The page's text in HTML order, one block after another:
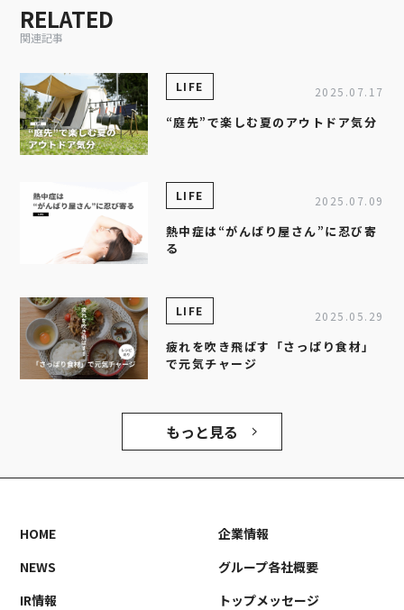
RELATED
関連記事
LIFE 2025.07.17
“庭先”で楽しむ夏のアウトドア気分
LIFE 2025.07.09
熱中症は“がんばり屋さん”に忍び寄
る
LIFE 2025.05.29
疲れを吹き飛ばす「さっぱり食材」
で元気チャージ
もっと見る
HOME
NEWS
IR情報
企業情報
グループ各社概要
トップメッセージ